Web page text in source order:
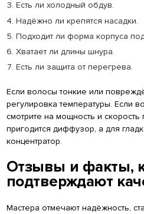
Есть ли холодный обдув.
Надёжно ли крепятся насадки.
Подходит ли форма корпуса
Хватает ли длины шнура.
Есть ли защита от перегрева.
Если волосы тонкие или
регулировка температуры. Если
смотрите на мощность и
пригодится диффузор, а для
концентратор.
Отзывы и факты,
подтверждают
Мастера отмечают надёжность,